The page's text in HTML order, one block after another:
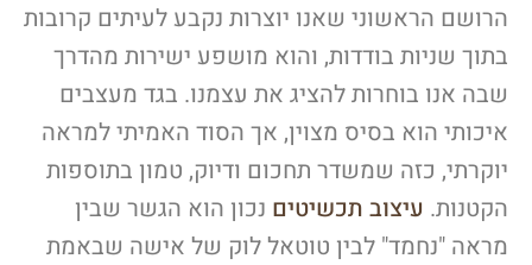
הרושם הראשוני שאנו יוצרות נקבע לעיתים קרובות
בתוך שניות בודדות, והוא מושפע ישירות מהדרך
שבה אנו בוחרות להציג את עצמנו. בגד מעצבים
איכותי הוא בסיס מצוין, אך הסוד האמיתי למראה
יוקרתי, כזה שמשדר תחכום ודיוק, טמון בתוספות
הקטנות. עיצוב תכשיטים נכון הוא הגשר שבין
מראה "נחמד" לבין טוטאל לוק של אישה שבאמת